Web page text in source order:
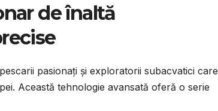
de înaltă
pasionați și exploratorii subacvatici care
Această tehnologie avansată oferă o serie